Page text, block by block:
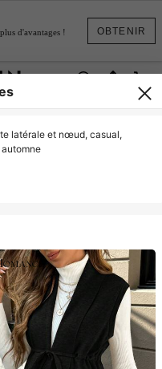
OBTENIR
d'avantages !
latérale et nœud, casual,